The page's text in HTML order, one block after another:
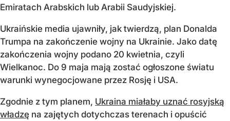
Emiratach Arabskich lub Arabii Saudyjskiej.
Ukraińskie media ujawniły, jak twierdzą, plan Donalda
Trumpa na zakończenie wojny na Ukrainie. Jako datę
zakończenia wojny podano 20 kwietnia, czyli
Wielkanoc. Do 9 maja mają zostać ogłoszone światu
warunki wynegocjowane przez Rosję i USA.
Zgodnie z tym planem, Ukraina miałaby uznać rosyjską
władzę na zajętych dotychczas terenach i opuścić